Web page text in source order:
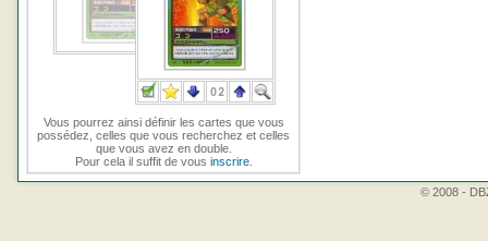
Vous pourrez ainsi définir les cartes que vous
possédez, celles que vous recherchez et celles
que vous avez en double.
Pour cela il suffit de vous inscrire.
© 2008 -